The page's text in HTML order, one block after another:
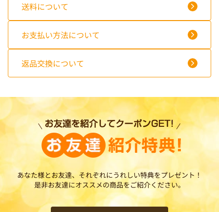
送料について
お支払い方法について
返品交換について
あなた様とお友達、それぞれにうれしい特典をプレゼント！
是非お友達にオススメの商品をご紹介ください。